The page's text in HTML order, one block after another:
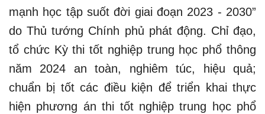
mạnh học tập suốt đời giai đoạn 2023 - 2030”
do Thủ tướng Chính phủ phát động. Chỉ đạo,
tổ chức Kỳ thi tốt nghiệp trung học phổ thông
năm 2024 an toàn, nghiêm túc, hiệu quả;
chuẩn bị tốt các điều kiện để triển khai thực
hiện phương án thi tốt nghiệp trung học phổ